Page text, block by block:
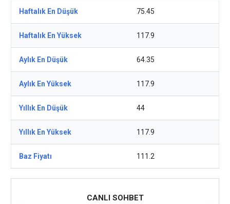
Haftalık En Düşük 75.45
Haftalık En Yüksek 117.9
Aylık En Düşük 64.35
Aylık En Yüksek 117.9
Yıllık En Düşük 44
Yıllık En Yüksek 117.9
Baz Fiyatı 111.2
CANLI SOHBET